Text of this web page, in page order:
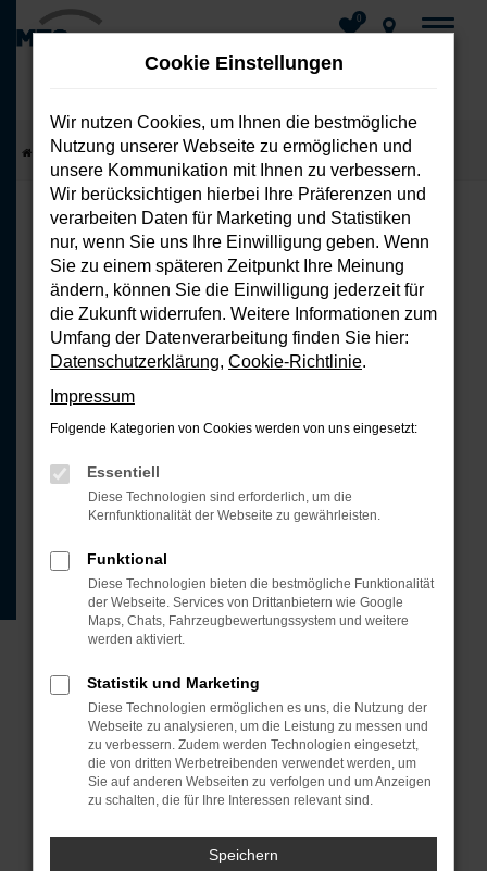
Zum
Hauptinhalt
springen
0
Startseite Fahrzeuge Fahrzeug-Showroom
FEHLER: NETWORK ERROR
Beim Laden ist ein Fehler aufgetreten.
Hier sind ein paar Tipps, die dir helfen
können:
Überprüfe deine Firewall und
deine Internetverbindung.
Laden andere Webseiten, zum
Beispiel deine Suchmaschine?
Browsererweiterungen.
Manche Erweiterungen, wie
Werbeblocker, können das Laden
bestimmter Seiten verhindern.
Funktioniert die Seite in einem
anderen Browser oder in einem
privaten Fenster?
Starte dein Gerät neu.
Das kann manchmal helfen,
vorübergehende Probleme zu
Cookie Einstellungen
Wir nutzen Cookies, um Ihnen die bestmögliche
Nutzung unserer Webseite zu ermöglichen und
unsere Kommunikation mit Ihnen zu verbessern.
Wir berücksichtigen hierbei Ihre Präferenzen und
verarbeiten Daten für Marketing und Statistiken
nur, wenn Sie uns Ihre Einwilligung geben. Wenn
Sie zu einem späteren Zeitpunkt Ihre Meinung
ändern, können Sie die Einwilligung jederzeit für
die Zukunft widerrufen. Weitere Informationen zum
Umfang der Datenverarbeitung finden Sie hier:
Datenschutzerklärung, Cookie-Richtlinie.
Impressum
Folgende Kategorien von Cookies werden von uns eingesetzt:
Essentiell
Diese Technologien sind erforderlich, um die
Kernfunktionalität der Webseite zu gewährleisten.
Funktional
Diese Technologien bieten die bestmögliche Funktionalität
der Webseite. Services von Drittanbietern wie Google
Maps, Chats, Fahrzeugbewertungssystem und weitere
werden aktiviert.
Statistik und Marketing
Diese Technologien ermöglichen es uns, die Nutzung der
Webseite zu analysieren, um die Leistung zu messen und
zu verbessern. Zudem werden Technologien eingesetzt,
die von dritten Werbetreibenden verwendet werden, um
Sie auf anderen Webseiten zu verfolgen und um Anzeigen
zu schalten, die für Ihre Interessen relevant sind.
Speichern